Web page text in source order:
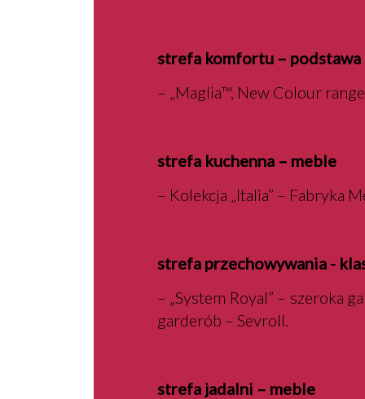
strefa komfortu –
– „Maglia™, New Colour
strefa kuchenna – meble
– Kolekcja „Italia” – Fabryka
strefa przechowywania -
– „System Royal” – szeroka
garderób – Sevroll.
strefa jadalni – meble